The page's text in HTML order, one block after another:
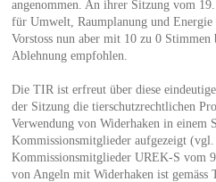
angenommen. An ihrer Sitzung vom
für Umwelt, Raumplanung und Energie
Vorstoss nun aber mit 10 zu 0
Ablehnung empfohlen.
Die TIR ist erfreut über diese
der Sitzung die tierschutzrechtlichen
Verwendung von Widerhaken in einem
Kommissionsmitglieder aufgezeigt (vgl.
Kommissionsmitglieder UREK-S vom
von Angeln mit Widerhaken ist gemäss